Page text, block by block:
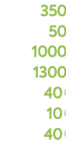
350
50
1000
1300
40
10
40